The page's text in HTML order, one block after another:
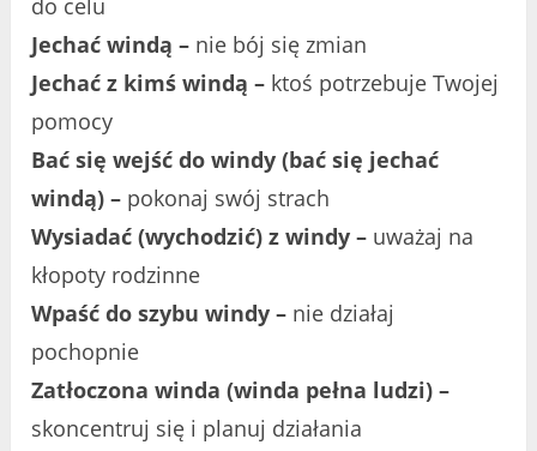
Jechać windą – nie bój się zmian
Jechać z kimś windą – ktoś potrzebuje Twojej
pomocy
Bać się wejść do windy (bać się jechać
windą) – pokonaj swój strach
Wysiadać (wychodzić) z windy – uważaj na
kłopoty rodzinne
Wpaść do szybu windy – nie działaj
pochopnie
Zatłoczona winda (winda pełna ludzi) –
skoncentruj się i planuj działania